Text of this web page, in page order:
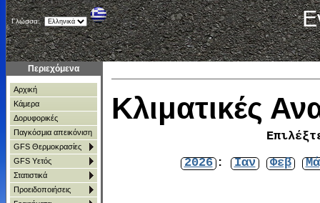
Γλώσσα:
Περιεχόμενα
Αρχική
Κάμερα
Δορυφορικές
Παγκόσμια απεικόνιση
GFS Θερμοκρασίες
GFS Υετός
Στατιστικά
Προειδοποιήσεις
Κλιματικές
2026 : Ιαν Φεβ